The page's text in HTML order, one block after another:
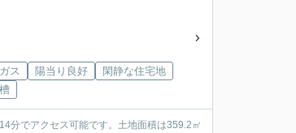
ス 陽当り良好
閑静な住宅地
分でアクセス可能です。土地面積は359.2㎡